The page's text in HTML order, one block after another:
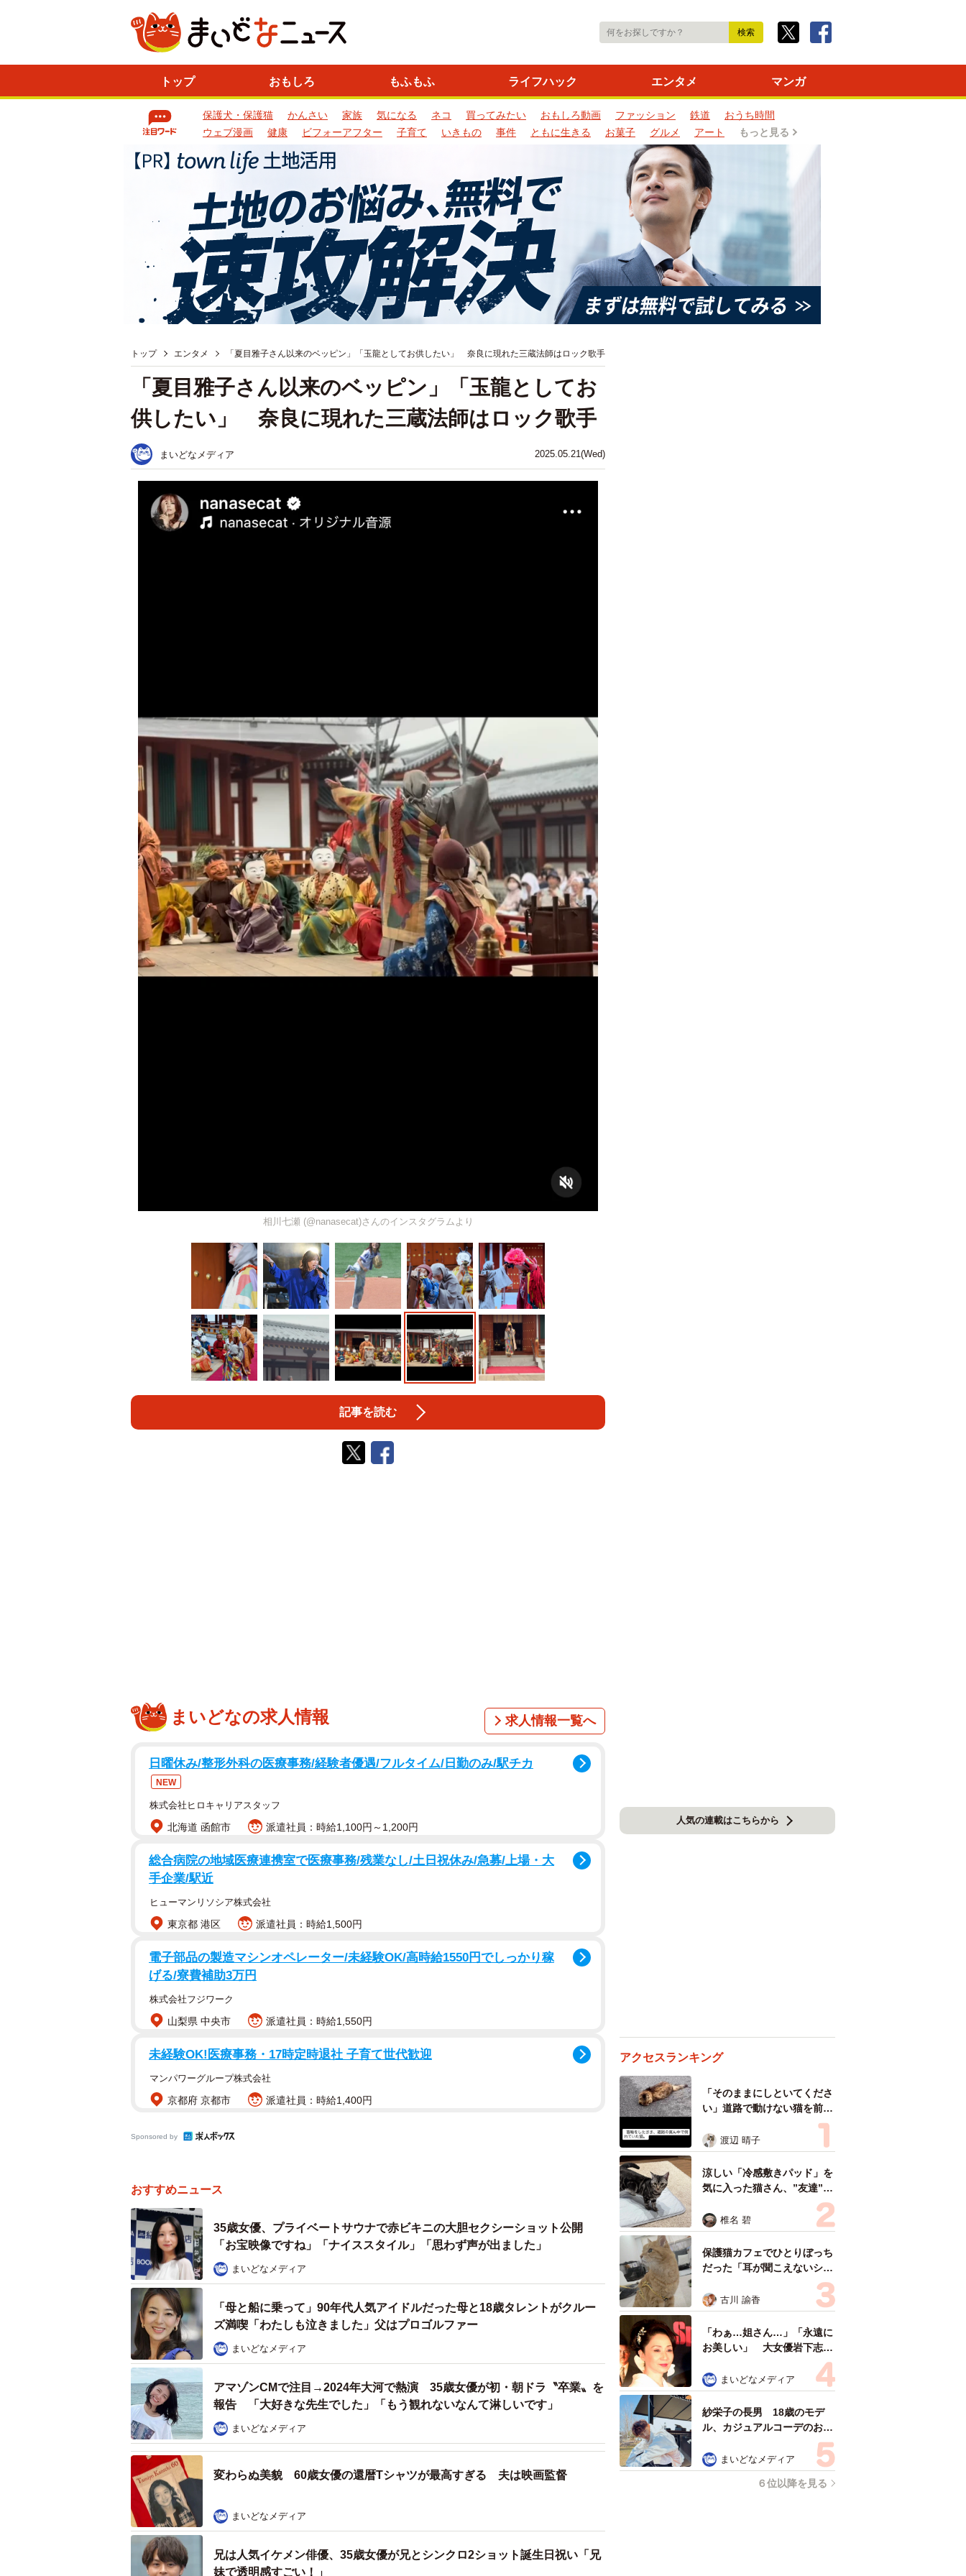
トップ おもしろ もふもふ ライフハック エンタメ マンガ
保護犬・保護猫 かんさい 家族 気になる ネコ 買ってみたい おもしろ動画 ファッション 鉄道
おうち時間
ウェブ漫画
健康 ビフォーアフター 子育て いきもの 事件 ともに生きる お菓子 グルメ アート もっと見る
トップ エンタメ 「夏目雅子さん以来のベッピン」「玉龍としてお供したい」 奈良に現れた三蔵法師はロック歌手
2025.05.21(Wed)
「夏目雅子さん以来のベッピン」「玉龍としてお
供したい」 奈良に現れた三蔵法師はロック歌手
まいどなメディア
相川七瀬 (@nanasecat)さんのインスタグラムより
記事を読む
まいどなの求人情報 求人情報一覧へ
日曜休み/整形外科の医療事務/経験者優遇/フルタイム/日勤のみ/駅チカ
NEW
株式会社ヒロキャリアスタッフ
北海道 函館市 派遣社員：時給1,100円～1,200円
総合病院の地域医療連携室で医療事務/残業なし/土日祝休み/急募/上場・大
手企業/駅近
ヒューマンリソシア株式会社
東京都 港区 派遣社員：時給1,500円
電子部品の製造マシンオペレーター/未経験OK/高時給1550円でしっかり稼
げる/寮費補助3万円
株式会社フジワーク
山梨県 中央市 派遣社員：時給1,550円
未経験OK!医療事務・17時定時退社 子育て世代歓迎
マンパワーグループ株式会社
京都府 京都市 派遣社員：時給1,400円
Sponsored by
おすすめニュース
35歳女優、プライベートサウナで赤ビキニの大胆セクシーショット公開
「お宝映像ですね」「ナイススタイル」「思わず声が出ました」
まいどなメディア
「母と船に乗って」90年代人気アイドルだった母と18歳タレントがクルー
ズ満喫「わたしも泣きました」父はプロゴルファー
まいどなメディア
アマゾンCMで注目→2024年大河で熱演 35歳女優が初・朝ドラ〝卒業〟を
報告 「大好きな先生でした」「もう観れないなんて淋しいです」
まいどなメディア
変わらぬ美貌 60歳女優の還暦Tシャツが最高すぎる 夫は映画監督
まいどなメディア
兄は人気イケメン俳優、35歳女優が兄とシンクロ2ショット誕生日祝い「兄
妹で透明感すごい！」
人気の連載はこちらから
アクセスランキング
「そのままにしといてくださ
い」道路で動けない猫を前に
返された一言… 懸命に生き
ようとした4日間 「命の重
さはみんな同じ」保護団体代
表の訴え
渡辺 晴子
涼しい「冷感敷きパッド」を
気に入った猫さん、”友達”を
ヨイショヨイショとご招待、
毛づくろいでおもてなし
椎名 碧
保護猫カフェでひとりぼっち
だった「耳が聞こえないシニ
ア猫」と運命の出会い→重度
のペットロスで適応障害だっ
た女性の人生が一変
古川 諭香
「わぁ…姐さん…」「永遠に
お美しい」 大女優岩下志麻
さん、写真家のインスタに登
場
まいどなメディア
紗栄子の長男 18歳のモデ
ル、カジュアルコーデのおし
ゃれ近影が「両親のいいとこ
取りの美しいお顔立ち」 9
歳に渡英し全寮制カレッジで
まいどなメディア
６位以降を見る